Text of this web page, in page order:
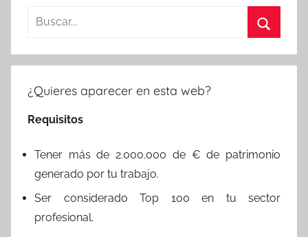
Buscar:
¿Quieres aparecer en esta web?
Requisitos
Tener más de 2.000.000 de € de patrimonio
generado por tu trabajo.
Ser considerado Top 100 en tu sector
profesional.